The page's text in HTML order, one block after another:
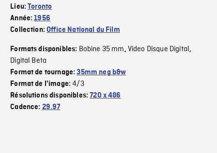
Lieu:Toronto
Année:1956
Collection:Office National du Film
Formats disponibles: Bobine 35 mm, Video Disque Digital,
Digital Beta
Format de tournage:35mm neg b&w
Format de l'image:4/3
Résolutions disponibles:720 x 486
Cadence: 29.97